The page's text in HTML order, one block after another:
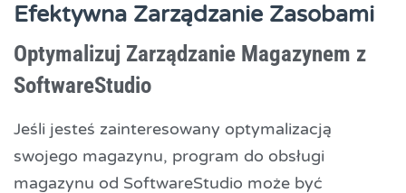
Efektywna Zarządzanie Zasobami
Optymalizuj Zarządzanie Magazynem z
SoftwareStudio
Jeśli jesteś zainteresowany optymalizacją
swojego magazynu, program do obsługi
magazynu od SoftwareStudio może być